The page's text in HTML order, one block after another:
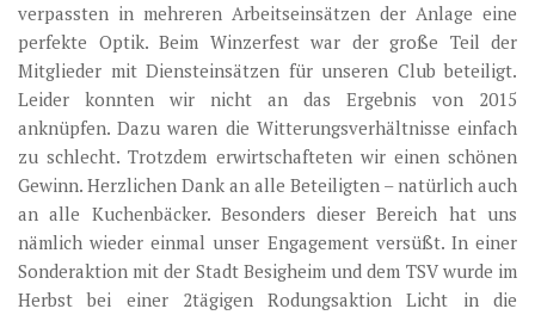
verpassten in mehreren Arbeitseinsätzen der Anlage eine
perfekte Optik. Beim Winzerfest war der große Teil der
Mitglieder mit Diensteinsätzen für unseren Club beteiligt.
Leider konnten wir nicht an das Ergebnis von 2015
anknüpfen. Dazu waren die Witterungsverhältnisse einfach
zu schlecht. Trotzdem erwirtschafteten wir einen schönen
Gewinn. Herzlichen Dank an alle Beteiligten – natürlich auch
an alle Kuchenbäcker. Besonders dieser Bereich hat uns
nämlich wieder einmal unser Engagement versüßt. In einer
Sonderaktion mit der Stadt Besigheim und dem TSV wurde im
Herbst bei einer 2tägigen Rodungsaktion Licht in die